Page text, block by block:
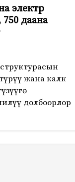
электр
даана
жана калк
долбоорлор